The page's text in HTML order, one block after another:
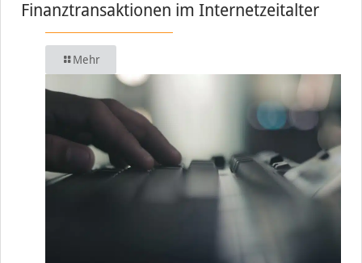
Finanztransaktionen im Internetzeitalter
Mehr